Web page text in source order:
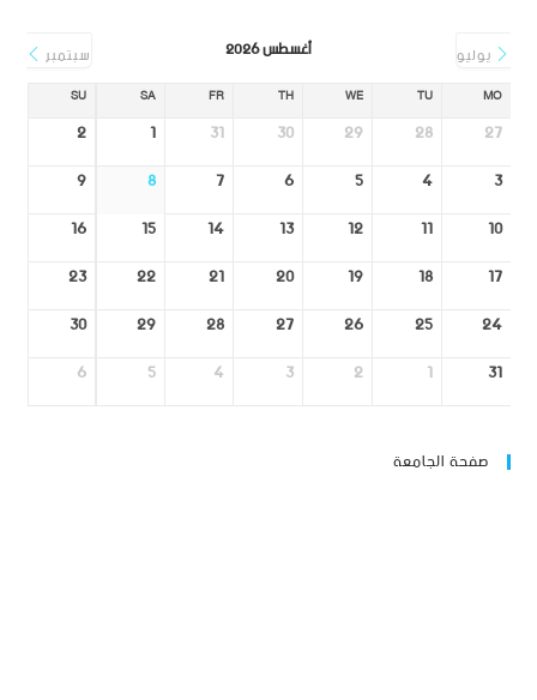
يوليو أغسطس 2026 سبتمبر
MO
TU
WE
TH
FR
SA
SU
27
28
29
30
31
1
2
3
4
5
6
7
8
9
10
11
12
13
14
15
16
17
18
19
20
21
22
23
24
25
26
27
28
29
30
31
1
2
3
4
5
6
صفحة الجامعة